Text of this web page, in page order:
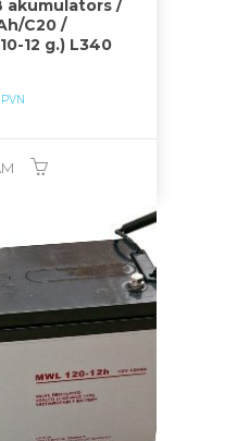
akumulators /
C20 /
12 g.) L340